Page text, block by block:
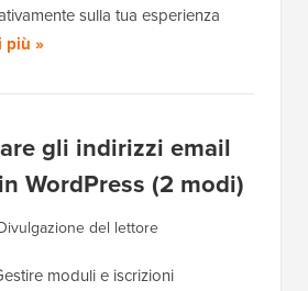
sulla tua esperienza
più »
gli indirizzi email
WordPress (2 modi)
del lettore
moduli e iscrizioni